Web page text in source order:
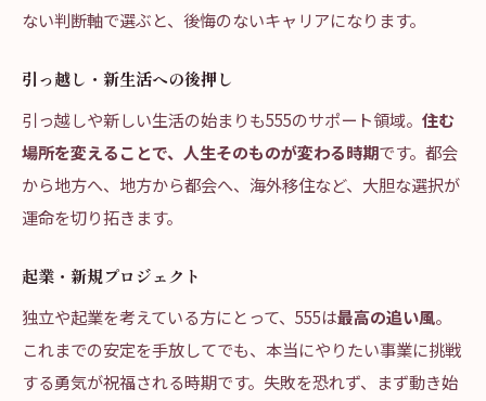
ない判断軸で選ぶと、後悔のないキャリアになります。
引っ越し・新生活への後押し
引っ越しや新しい生活の始まりも555のサポート領域。 住む
場所を変えることで、人生そのものが変わる時期です。都会
から地方へ、地方から都会へ、海外移住など、大胆な選択が
運命を切り拓きます。
起業・新規プロジェクト
独立や起業を考えている方にとって、555は最高の追い風。
これまでの安定を手放してでも、本当にやりたい事業に挑戦
する勇気が祝福される時期です。失敗を恐れず、まず動き始